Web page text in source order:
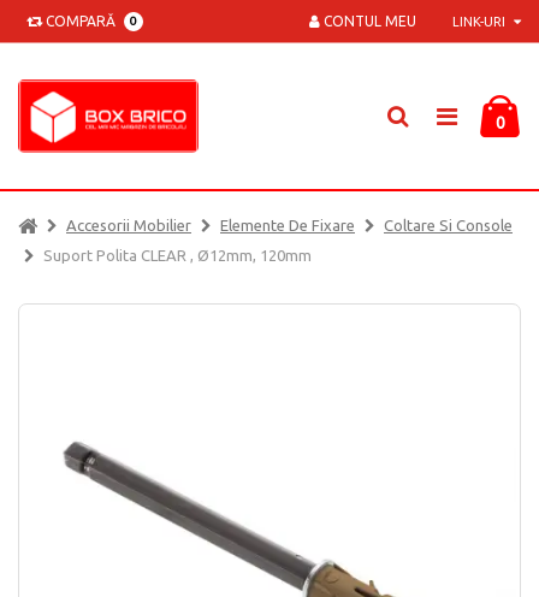
COMPARĂ 0 LINK-URI
CONTUL MEU
0
Accesorii Mobilier Elemente De Fixare
Coltare Si Console
Suport Polita CLEAR , Ø12mm, 120mm